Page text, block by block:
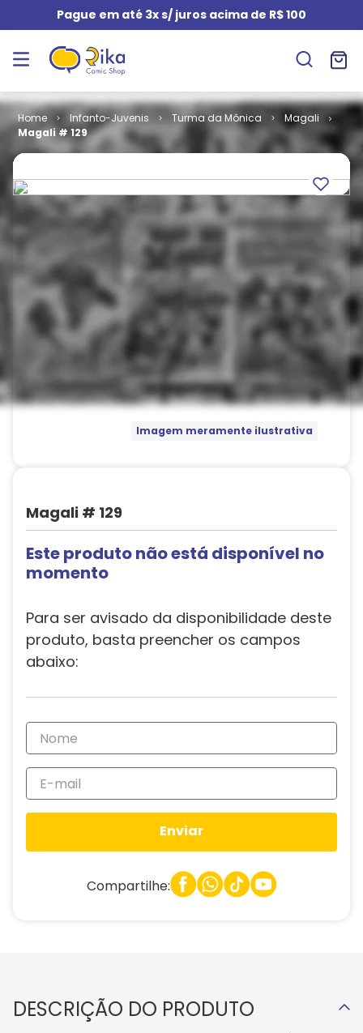
Pague em até 3x s/ juros acima de R$ 100
Infanto-Juvenis Turma da Mônica
Magali
Magali # 129
Imagem meramente ilustrativa
Magali # 129
Este produto não está disponível no
momento
Para ser avisado da disponibilidade deste
produto, basta preencher os campos
abaixo:
Enviar
Compartilhe:
DESCRIÇÃO DO PRODUTO